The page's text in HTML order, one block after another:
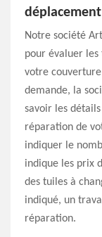
Notre société
pour évaluer
votre
demande, la
savoir les
réparation de
indiquer le
indique les prix
des tuiles à
indiqué, un
réparation.